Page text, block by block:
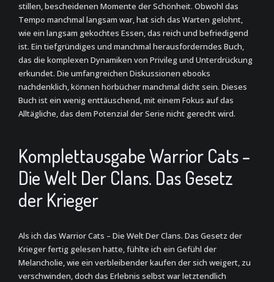
stillen, bescheidenen Momente der Schönheit. Obwohl das
Tempo manchmal langsam war, hat sich das Warten gelohnt,
wie ein langsam gekochtes Essen, das reich und befriedigend
ist. Ein tiefgründiges und manchmal herausforderndes Buch,
das die komplexen Dynamiken von Privileg und Unterdrückung
erkundet. Die umfangreichen Diskussionen ebooks
nachdenklich, können hörbücher manchmal dicht sein. Dieses
Buch ist ein wenig enttäuschend, mit einem Fokus auf das
Alltägliche, das dem Potenzial der Serie nicht gerecht wird.
Komplettausgabe Warrior Cats –
Die Welt Der Clans. Das Gesetz
der Krieger
Als ich das Warrior Cats – Die Welt Der Clans. Das Gesetz der
Krieger fertig gelesen hatte, fühlte ich ein Gefühl der
Melancholie, wie ein verbleibender kaufen der sich weigert, zu
verschwinden, doch das Erlebnis selbst war letztendlich